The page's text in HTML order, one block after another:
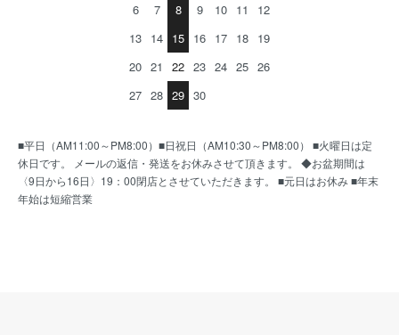
6
7 8 9 10 11
12
13 14 15 16 17 18 19
20 21 22 23 24 25 26
27 28 29 30
■平日（AM11:00～PM8:00）■日祝日（AM10:30～PM8:00） ■火曜日は定
休日です。 メールの返信・発送をお休みさせて頂きます。 ◆お盆期間は
〈9日から16日〉19：00閉店とさせていただきます。 ■元日はお休み ■年末
年始は短縮営業